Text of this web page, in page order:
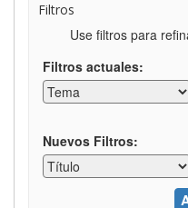
Filtros
Use filtros para
Filtros actuales:
Nuevos Filtros: